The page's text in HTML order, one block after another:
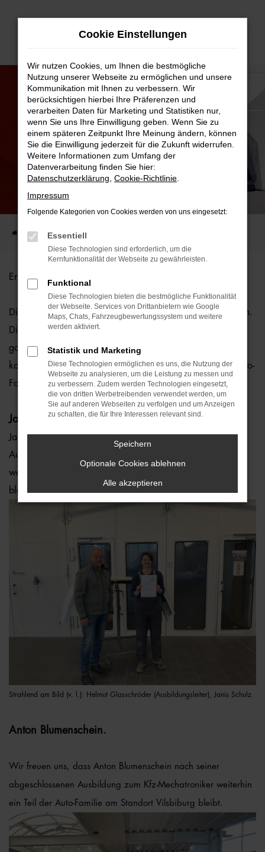
Zum
HERZLICHEN GLÜCKWUNSCH!
ERFOLGREICHE AZUBIÜBERNAHMEN.
Startseite AUTO-FAMILIE
Erfolgreiche Azubiübernahmen in Landshut und Vilsbiburg
Die Auto-Familie hat einige Azubiübernahmen zu verkünden.
Die gesamte Auto-Familie Ostermaier gratuliert zu den
gorillastarken Leistungen und ist sehr stolz, alle als
kompetente Mitarbeiter sowie festen Bestandteil bei der Auto-
Familie zu haben.
Janis Schulz.
Janis Schulz hat am 28. Februar 2023 erfolgreich Ihre
Ausbildung bei uns abgeschlossen und wird weiterhin ein
wertvolles Mitglied der Auto-Familie in der Lackiererei
bleiben!
Strahlend am Bild (v. l.): Helmut Glasschröder (Ausbildungsleiter), Janis Schulz
Anton Blumenschein.
Wir freuen uns, dass Anton Blumenschein nach seiner
abgeschlossenen Ausbildung zum Kfz-Mechatroniker weiterhin
ein Teil der Auto-Familie am Standort Vilsbiburg bleibt.
Cookie Einstellungen
Wir nutzen Cookies, um Ihnen die bestmögliche
Nutzung unserer Webseite zu ermöglichen und unsere
Kommunikation mit Ihnen zu verbessern. Wir
berücksichtigen hierbei Ihre Präferenzen und
verarbeiten Daten für Marketing und Statistiken nur,
wenn Sie uns Ihre Einwilligung geben. Wenn Sie zu
einem späteren Zeitpunkt Ihre Meinung ändern, können
Sie die Einwilligung jederzeit für die Zukunft widerrufen.
Weitere Informationen zum Umfang der
Datenverarbeitung finden Sie hier:
Datenschutzerklärung Cookie-Richtlinie
Impressum
Folgende Kategorien von Cookies werden von uns eingesetzt:
Essentiell
Diese Technologien sind erforderlich, um die
Kernfunktionalität der Webseite zu gewährleisten.
Funktional
Diese Technologien bieten die bestmögliche Funktionalität
der Webseite. Services von Drittanbietern wie Google
Maps, Chats, Fahrzeugbewertungssystem und weitere
werden aktiviert.
Statistik und Marketing
Diese Technologien ermöglichen es uns, die Nutzung der
Webseite zu analysieren, um die Leistung zu messen und
zu verbessern. Zudem werden Technologien eingesetzt,
die von dritten Werbetreibenden verwendet werden, um
Sie auf anderen Webseiten zu verfolgen und um Anzeigen
zu schalten, die für Ihre Interessen relevant sind.
Speichern
Optionale Cookies ablehnen
Alle akzeptieren